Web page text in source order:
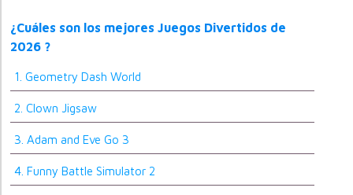
¿Cuáles son los mejores Juegos Divertidos de
2026 ?
1. Geometry Dash World
2. Clown Jigsaw
3. Adam and Eve Go 3
4. Funny Battle Simulator 2